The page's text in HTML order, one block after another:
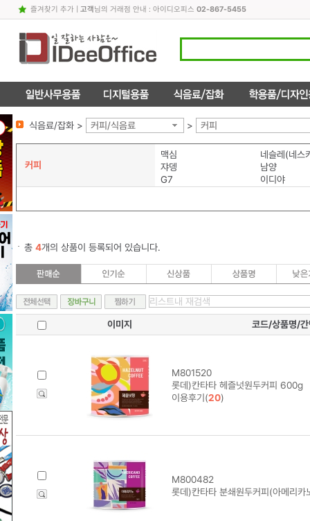
즐겨찾기 추가| 고객님의 거래점 안내 : 아이디오피스 02-867-5455
식음료/잡화 > 커피/식음료 > 커피
커피
맥심
네슬레(네스
쟈뎅
남양
G7
이디야
총 4개의 상품이 등록되어 있습니다.
이미지 코드/상품명/간
M801520
롯데)칸타타 헤즐넛원두커피 600g
이용후기(20)
M800482
롯데)칸타타 분쇄원두커피(아메리